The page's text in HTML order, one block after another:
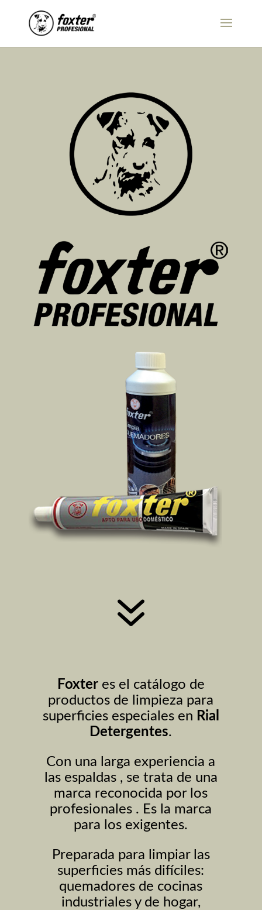
7
Foxteres el catálogo de
productos de limpieza para
superficies especiales en Rial
Detergentes.
Con una larga experiencia a
las espaldas , se trata de una
marca reconocida por los
profesionales . Es la marca
para los exigentes.
Preparada para limpiar las
superficies más difíciles:
quemadores de cocinas
industriales y de hogar,